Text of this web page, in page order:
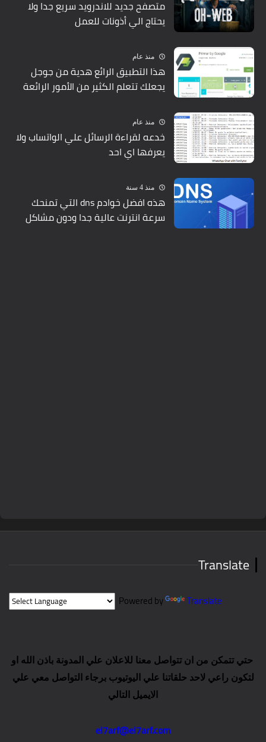
متصفح جديد للاندرويد سريع جدا ولا
يحتاج الي أذونات للعمل
منذ عام
هذا التطبيق الرائع هدية من جوجل
يجعلك تتعلم الكثير من الأمور الرائعة
منذ عام
خدعه لقراءة الرسائل علي الواتساب ولا
يعرفها اي احد
منذ 4 سنة
هذه افضل خوادم dns التي تمنحك
سرعة انترنت عالية جدا ودون مشاكل
Translate
Powered by Translate
حتي تتمكن من ان تتواصل معنا للاعلان علي المدونة باذن الله او
لتكون راعي لاحد حلقاتنا علي اليوتيوب برجاء التواصل معي علي
الايميل التالي
el7arf@el7arf.com